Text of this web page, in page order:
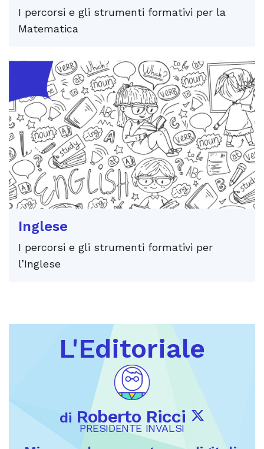
I percorsi e gli strumenti formativi per la
Matematica
Inglese
I percorsi e gli strumenti formativi per
l’Inglese
L'Editoriale
di Roberto Ricci
PRESIDENTE INVALSI